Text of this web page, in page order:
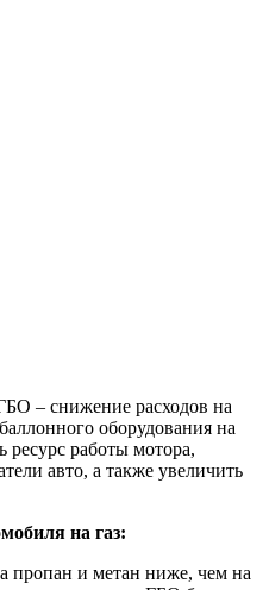
– снижение расходов на
оборудования на
ресурс работы мотора,
авто, а также увеличить
на газ:
пропан и метан ниже, чем на